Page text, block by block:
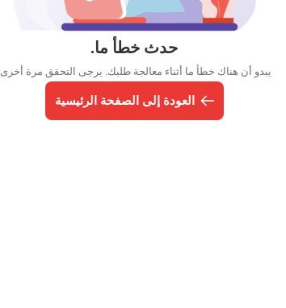
حدث خطأ ما.
يبدو أن هناك خطأ ما أثناء معالجة طلبك. يرجى التحقق مرة أخرى.
العودة إلى الصفحة الرئيسية